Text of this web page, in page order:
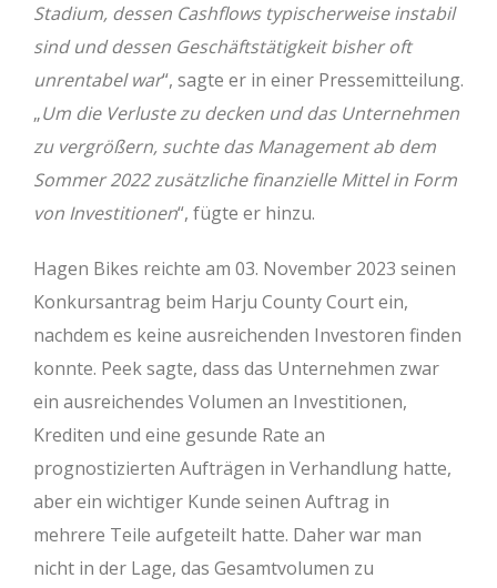
Stadium, dessen Cashflows typischerweise instabil
sind und dessen Geschäftstätigkeit bisher oft
unrentabel war“, sagte er in einer Pressemitteilung.
„Um die Verluste zu decken und das Unternehmen
zu vergrößern, suchte das Management ab dem
Sommer 2022 zusätzliche finanzielle Mittel in Form
von Investitionen“, fügte er hinzu.
Hagen Bikes reichte am 03. November 2023 seinen
Konkursantrag beim Harju County Court ein,
nachdem es keine ausreichenden Investoren finden
konnte. Peek sagte, dass das Unternehmen zwar
ein ausreichendes Volumen an Investitionen,
Krediten und eine gesunde Rate an
prognostizierten Aufträgen in Verhandlung hatte,
aber ein wichtiger Kunde seinen Auftrag in
mehrere Teile aufgeteilt hatte. Daher war man
nicht in der Lage, das Gesamtvolumen zu